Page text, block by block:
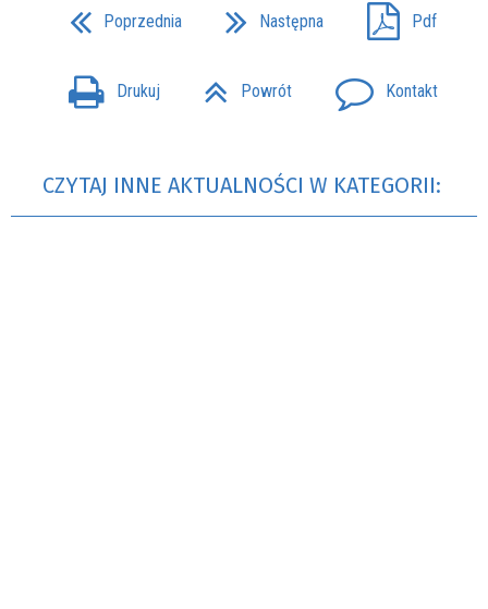
Poprzednia Następna Pdf
Drukuj Powrót Kontakt
CZYTAJ INNE AKTUALNOŚCI W KATEGORII: